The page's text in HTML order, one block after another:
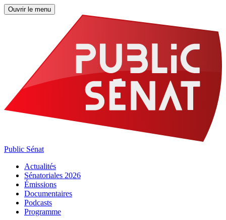
Ouvrir le menu
Public Sénat
Actualités
Sénatoriales 2026
Émissions
Documentaires
Podcasts
Programme